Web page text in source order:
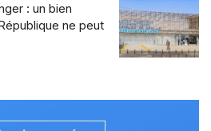
: un bien
ne peut